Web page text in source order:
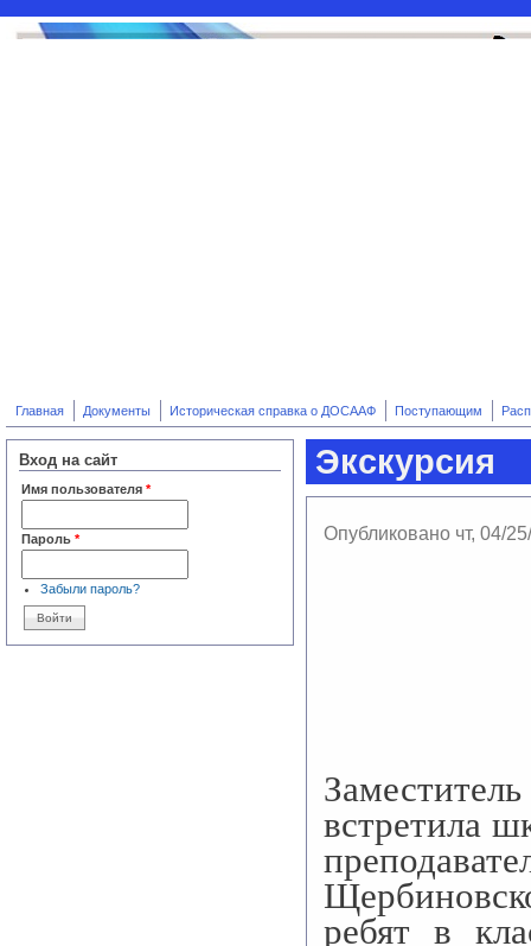
Перейти к основному содержанию
Главная Документы Историческая справка о ДОСААФ Поступающим
Вход на сайт
Имя пользователя *
Пароль *
Забыли пароль?
Экскурсия
Опубликовано чт, 04/
встретила
ребят в